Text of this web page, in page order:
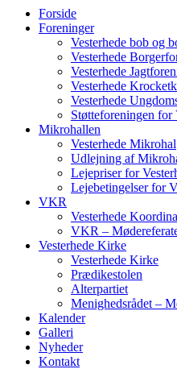
Forside
Foreninger
Vesterhede bob og
Vesterhede
Vesterhede
Vesterhede
Vesterhede
Støtteforeningen for
Mikrohallen
Vesterhede Mikrohal
Udlejning af
Lejepriser for
Lejebetingelser for
VKR
Vesterhede
VKR –
Vesterhede Kirke
Vesterhede Kirke
Prædikestolen
Alterpartiet
Menighedsrådet –
Kalender
Galleri
Nyheder
Kontakt